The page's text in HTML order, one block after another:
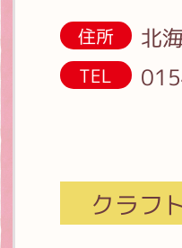
住所 北
TEL
クラフ